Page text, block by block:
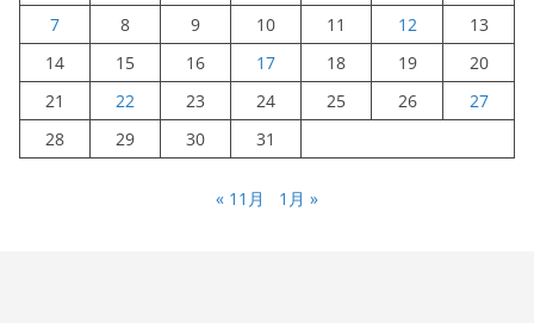
7
8 9 10 11 12
13
14
15 16 17 18 19
20
21
22 23 24 25 26
27
28
29 30 31
« 11月 1月 »